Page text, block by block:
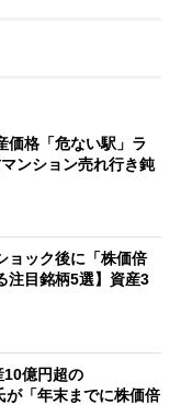
価格「危ない駅」ラ
ンション売れ行き鈍
ョック後に「株価倍
注目銘柄5選】資産3
10億円超の
が「年末までに株価倍